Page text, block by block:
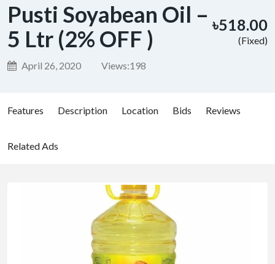
Pusti Soyabean Oil –
5 Ltr (2% OFF )
April 26, 2020 Views:198
৳518.00
(Fixed)
Features Description Location Bids Reviews
Related Ads